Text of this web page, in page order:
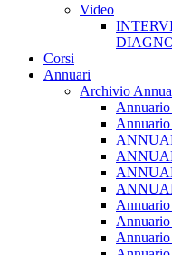
Video
Corsi
Annuari
Archivio